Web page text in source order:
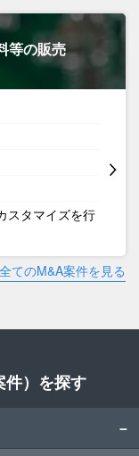
等の販売
スタマイズを行
てのM&A案件を見る
）を探す